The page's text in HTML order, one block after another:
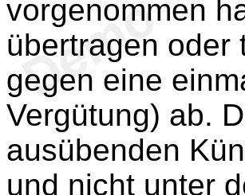
vorgenommen
übertragen oder
gegen eine
Vergütung) ab.
ausübenden
und nicht unter